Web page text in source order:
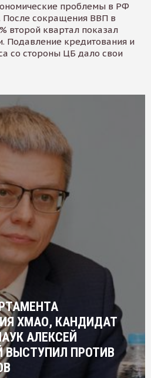
проблемы в РФ
После сокращения ВВП в
второй квартал показал
Подавление кредитования и
со стороны ЦБ дало свои
ХМАО, КАНДИДАТ
АЛЕКСЕЙ
ВЫСТУПИЛ ПРОТИВ